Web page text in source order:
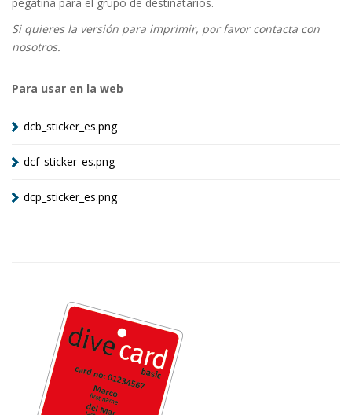
Si quieres la versión para imprimir, por favor contacta con
nosotros.
Para usar en la web
dcb_sticker_es.png
dcf_sticker_es.png
dcp_sticker_es.png